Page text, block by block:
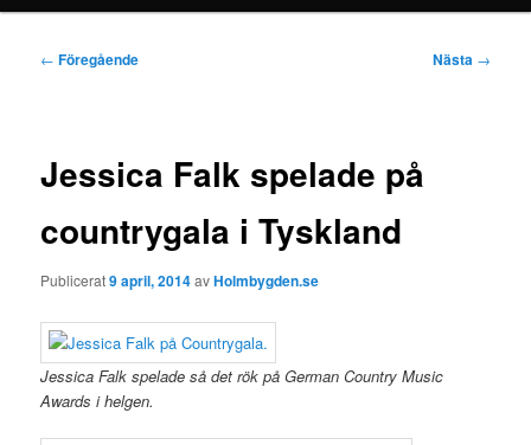
Inläggsnavigering
← Föregående Nästa →
Jessica Falk spelade på
countrygala i Tyskland
Publicerat9 april, 2014avHolmbygden.se
Jessica Falk spelade så det rök på German Country Music
Awards i helgen.